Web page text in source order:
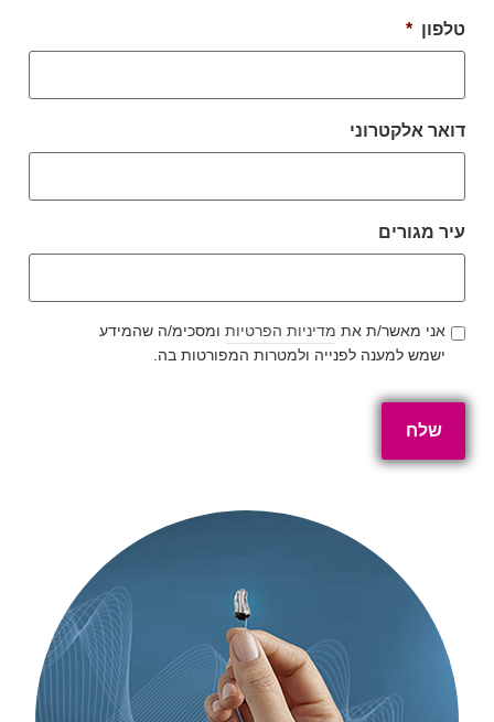
טלפון *
דואר אלקטרוני
עיר מגורים
CONSENT
אני מאשר/ת את מדיניות הפרטיות ומסכימ/ה שהמידע
ישמש למענה לפנייה ולמטרות המפורטות בה.